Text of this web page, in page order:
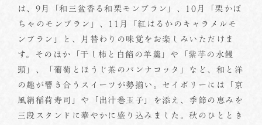
は、9月「和三盆香る和栗モンブラン」、10月「栗かぼ
ちゃのモンブラン」、11月「紅はるかのキャラメルモ
ンブラン」と、月替わりの味覚をお楽しみいただけま
す。そのほか「干し柿と白餡の羊羹」や「紫芋の水饅
頭」、「葡萄とほうじ茶のパンナコッタ」など、和と洋
の趣が響き合うスイーツが勢揃い。セイボリーには「京
風絹稲荷寿司」や「出汁巻玉子」を添え、季節の恵みを
三段スタンドに華やかに盛り込みました。秋のひととき